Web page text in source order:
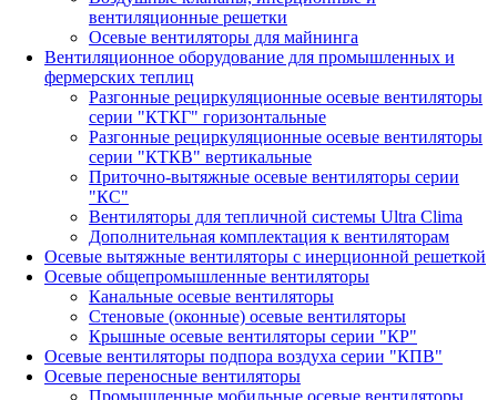
вентиляционные решетки
Осевые вентиляторы для майнинга
Вентиляционное оборудование для промышленных и
фермерских теплиц
Разгонные рециркуляционные осевые вентиляторы
серии "КТКГ" горизонтальные
Разгонные рециркуляционные осевые вентиляторы
серии "КТКВ" вертикальные
Приточно-вытяжные осевые вентиляторы серии
"КС"
Вентиляторы для тепличной системы Ultra Clima
Дополнительная комплектация к вентиляторам
Осевые вытяжные вентиляторы с инерционной решеткой
Осевые общепромышленные вентиляторы
Канальные осевые вентиляторы
Стеновые (оконные) осевые вентиляторы
Крышные осевые вентиляторы серии "КР"
Осевые вентиляторы подпора воздуха серии "КПВ"
Осевые переносные вентиляторы
Промышленные мобильные осевые вентиляторы